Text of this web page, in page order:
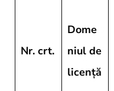
Nr. crt.
Dome
niul de
licență